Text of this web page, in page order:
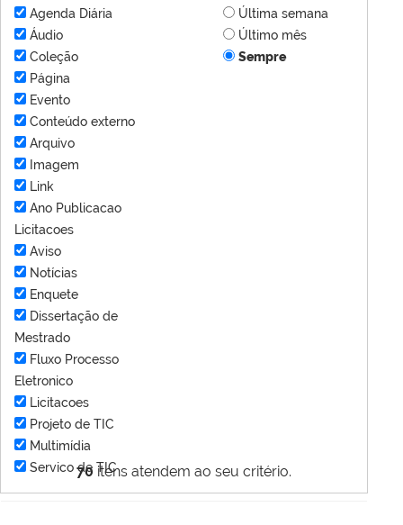
70 itens atendem ao seu critério.
Agenda Diária
Áudio
Coleção
Página
Evento
Conteúdo externo
Arquivo
Imagem
Link
Ano Publicacao
Licitacoes
Aviso
Notícias
Enquete
Dissertação de
Mestrado
Fluxo Processo
Eletronico
Licitacoes
Projeto de TIC
Multimídia
Servico de TIC
Última semana
Último mês
Sempre